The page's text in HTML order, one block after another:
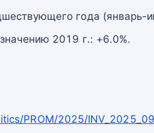
года (январь-
2019 г.: +6.0%.
PROM/2025/